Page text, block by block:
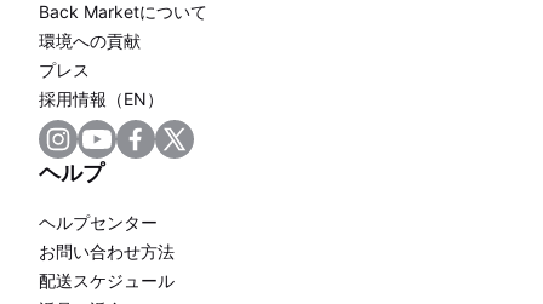
Back Marketについて
環境への貢献
プレス
採用情報（EN）
ヘルプ
ヘルプセンター
お問い合わせ方法
配送スケジュール